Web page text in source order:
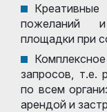
пожеланий
площадки при
запросов, т.е.
по всем
арендой и